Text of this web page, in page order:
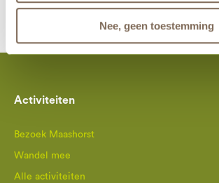
Nee, geen toestemming
Activiteiten
Bezoek Maashorst
Wandel mee
Alle activiteiten